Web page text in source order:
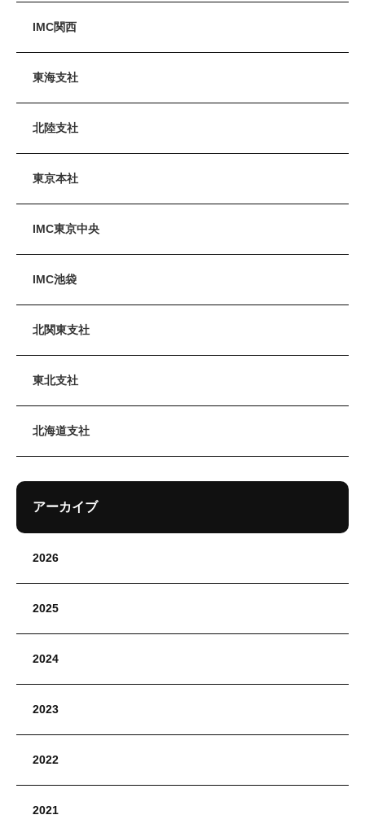
IMC関西
東海支社
北陸支社
東京本社
IMC東京中央
IMC池袋
北関東支社
東北支社
北海道支社
アーカイブ
2026
2025
2024
2023
2022
2021